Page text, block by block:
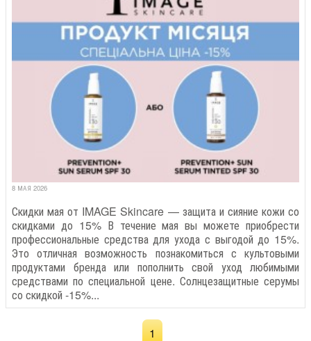
8 МАЯ 2026
Скидки мая от IMAGE Skincare — защита и сияние кожи со
скидками до 15% В течение мая вы можете приобрести
профессиональные средства для ухода с выгодой до 15%.
Это отличная возможность познакомиться с культовыми
продуктами бренда или пополнить свой уход любимыми
средствами по специальной цене. Солнцезащитные серумы
со скидкой -15%...
1